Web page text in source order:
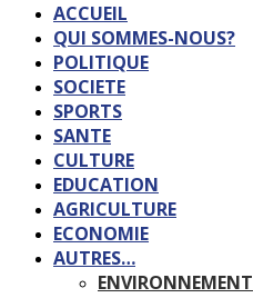
ACCUEIL
QUI SOMMES-NOUS?
POLITIQUE
SOCIETE
SPORTS
SANTE
CULTURE
EDUCATION
AGRICULTURE
ECONOMIE
AUTRES…
ENVIRONNEMENT